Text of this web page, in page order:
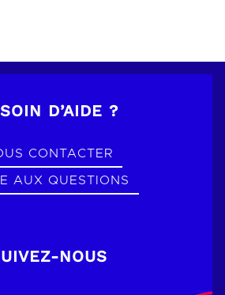
D’AIDE ?
CONTACTER
AUX QUESTIONS
NOUS